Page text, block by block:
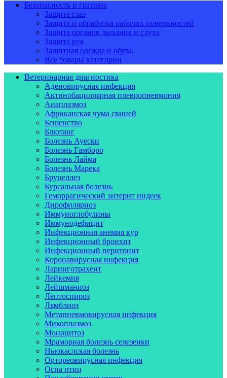
Безопасность и гигиена
Защита глаз
Защита и обработка рабочих поверхностей
Защита органов дыхания и слуха
Защита рук
Защитная одежда и обувь
Все товары категории
Ветеринарная диагностика
Аденовирусная инфекция
Актинобациллярная плевропневмония
Анаплазмоз
Африканская чума свиней
Бешенство
Блютанг
Болезнь Ауески
Болезнь Гамборо
Болезнь Лайма
Болезнь Марека
Бруцеллез
Бурсальная болезнь
Геморрагический энтерит индеек
Дирофиляриоз
Иммуноглобулины
Иммунодефицит
Инфекционная анемия кур
Инфекционный бронхит
Инфекционный перитонит
Коронавирусная инфекция
Ларинготрахеит
Лейкемия
Лейшманиоз
Лептоспироз
Лямблиоз
Метапневмовирусная инфекция
Микоплазмоз
Моноцитоз
Мраморная болезнь селезенки
Ньюкаслская болезнь
Ортореовирусная инфекция
Оспа птиц